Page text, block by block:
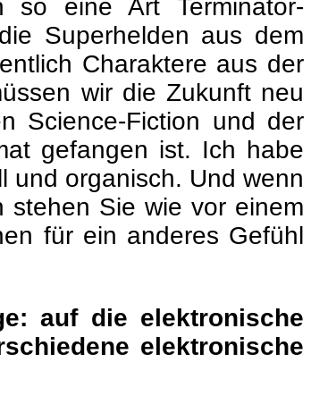
so eine Art Terminator-
Superhelden aus dem
Charaktere aus der
wir die Zukunft neu
Science-Fiction und der
gefangen ist. Ich habe
und organisch. Und wenn
stehen Sie wie vor einem
für ein anderes Gefühl
auf die elektronische
elektronische